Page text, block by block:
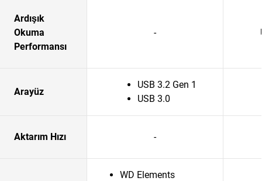
Ardışık
Okuma
Performansı
-
Arayüz
USB 3.2 Gen 1
USB 3.0
Aktarım Hızı -
WD Elements